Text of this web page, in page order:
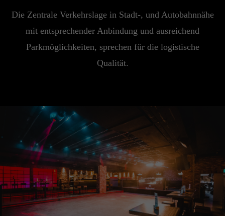
Aenean commodo ligula eget dolor. Aenean
massa. Cum sociis natoque penatibus et magnis
dis parturient montes, nascetur ridiculus mus.
Donec quam felis, ultricies nec.
Die Zentrale Verkehrslage in Stadt-, und Autobahnnähe
mit entsprechender Anbindung und ausreichend
Parkmöglichkeiten, sprechen für die logistische
Qualität.